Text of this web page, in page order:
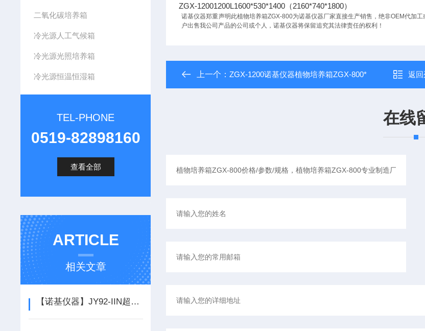
二氧化碳培养箱
冷光源人工气候箱
冷光源光照培养箱
冷光源恒温恒湿箱
TEL-PHONE
0519-82898160
查看全部
ARTICLE
相关文章
【诺基仪器】JY92-IIN超声波细胞粉碎机*
ZGX-12001200L1600*530*1400 （2160*740*1800）
诺基仪器郑重声明此植物培养箱ZGX-800为诺基仪器厂家直接生产销售，绝非OEM代加
户出售我公司产品的公司或个人，诺基仪器将保留追究其法律责任的权利！
上一个：ZGX-1200诺基仪器植物培养箱ZGX-800* 返
在线